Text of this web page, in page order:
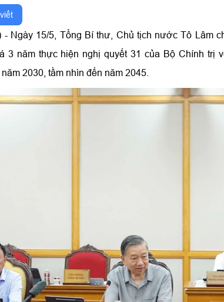
- Ngày 15/5, Tổng Bí thư, Chủ tịch nước Tô Lâm
3 năm thực hiện nghị quyết 31 của Bộ Chính trị
2030, tầm nhìn đến năm 2045.